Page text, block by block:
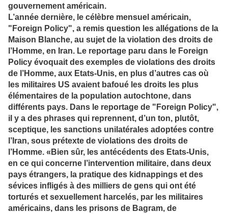
gouvernement américain.
L’année dernière, le célèbre mensuel américain,
"Foreign Policy", a remis question les allégations de la
Maison Blanche, au sujet de la violation des droits de
l’Homme, en Iran. Le reportage paru dans le Foreign
Policy évoquait des exemples de violations des droits
de l’Homme, aux Etats-Unis, en plus d’autres cas où
les militaires US avaient bafoué les droits les plus
élémentaires de la population autochtone, dans
différents pays. Dans le reportage de "Foreign Policy",
il y a des phrases qui reprennent, d’un ton, plutôt,
sceptique, les sanctions unilatérales adoptées contre
l’Iran, sous prétexte de violations des droits de
l’Homme. «Bien sûr, les antécédents des Etats-Unis,
en ce qui concerne l’intervention militaire, dans deux
pays étrangers, la pratique des kidnappings et des
sévices infligés à des milliers de gens qui ont été
torturés et sexuellement harcelés, par les militaires
américains, dans les prisons de Bagram, de